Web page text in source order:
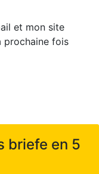
et mon site
prochaine fois
briefe en 5